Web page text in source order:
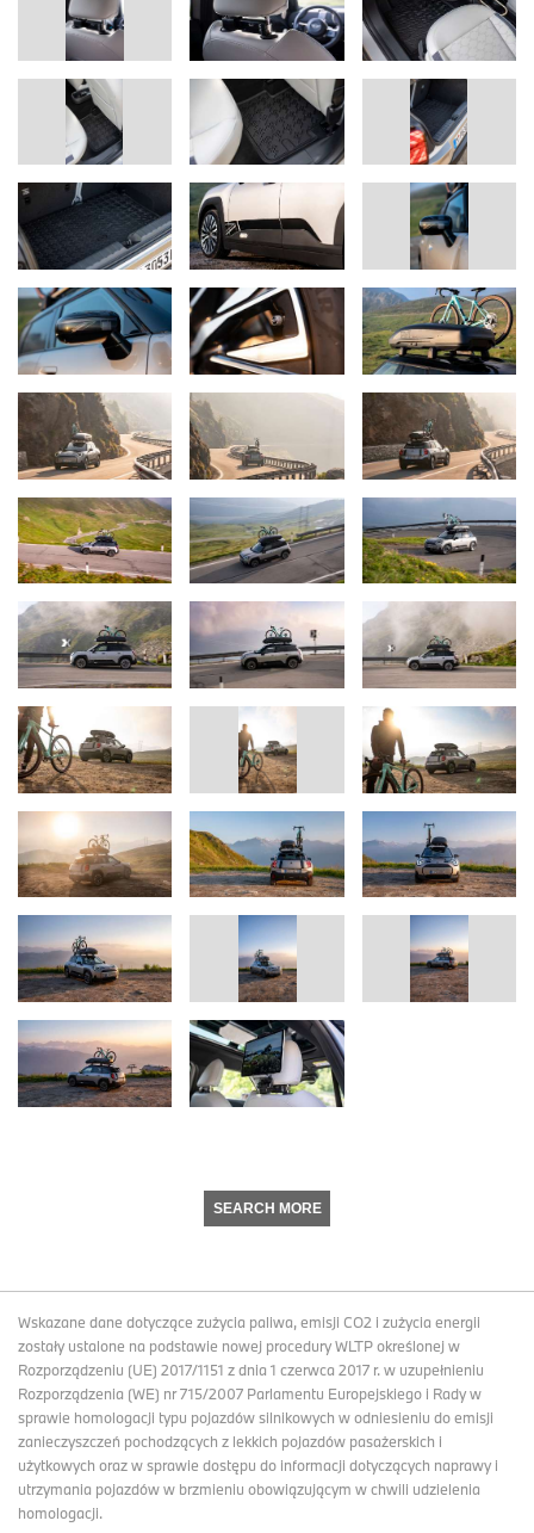
SEARCH MORE
Wskazane dane dotyczące zużycia paliwa, emisji CO2 i zużycia energii
zostały ustalone na podstawie nowej procedury WLTP określonej w
Rozporządzeniu (UE) 2017/1151 z dnia 1 czerwca 2017 r. w uzupełnieniu
Rozporządzenia (WE) nr 715/2007 Parlamentu Europejskiego i Rady w
sprawie homologacji typu pojazdów silnikowych w odniesieniu do emisji
zanieczyszczeń pochodzących z lekkich pojazdów pasażerskich i
użytkowych oraz w sprawie dostępu do informacji dotyczących naprawy i
utrzymania pojazdów w brzmieniu obowiązującym w chwili udzielenia
homologacji.